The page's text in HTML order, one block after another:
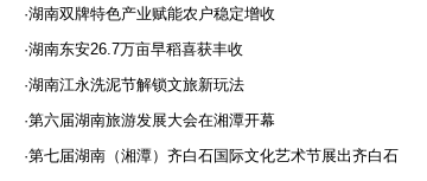
·湖南双牌特色产业赋能农户稳定增收
·湖南东安26.7万亩早稻喜获丰收
·湖南江永洗泥节解锁文旅新玩法
·第六届湖南旅游发展大会在湘潭开幕
·第七届湖南（湘潭）齐白石国际文化艺术节展出齐白石